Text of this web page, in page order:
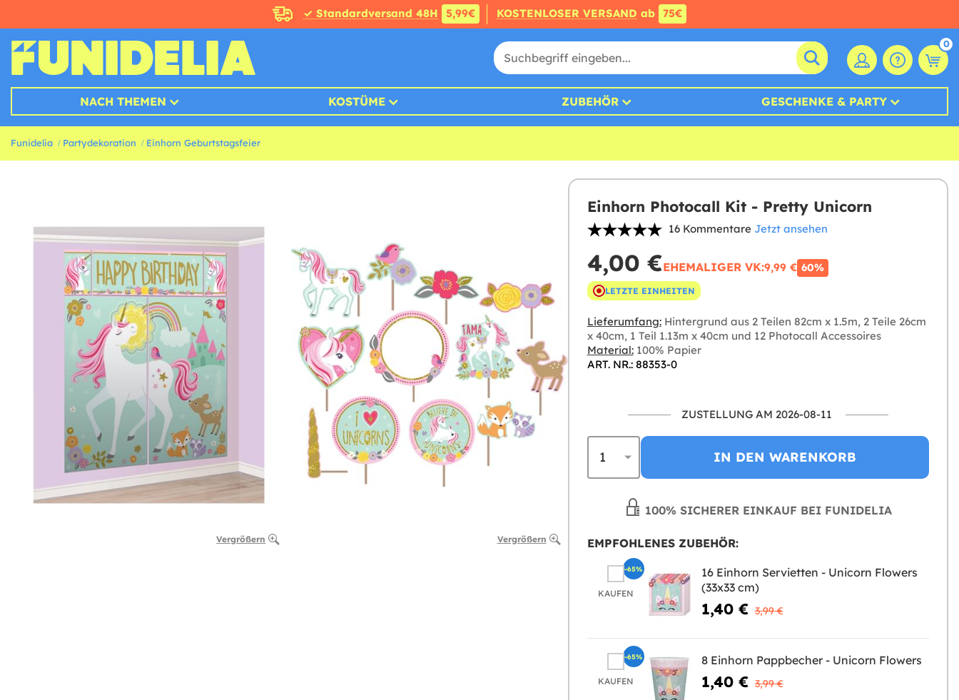
✓ Standardversand 48H 5,99€ KOSTENLOSER VERSAND ab 75€
0
NACH THEMEN KOSTÜME ZUBEHÖR GESCHENKE & PARTY
Funidelia Partydekoration Einhorn Geburtstagsfeier
Vergrößern Vergrößern
Einhorn Photocall Kit - Pretty Unicorn
16 Kommentare Jetzt ansehen
4,00 €EHEMALIGER VK:9,99 € 60%
LETZTE EINHEITEN
Lieferumfang:Hintergrund aus 2 Teilen 82cm x 1.5m, 2 Teile 26cm
x 40cm, 1 Teil 1.13m x 40cm und 12 Photocall Accessoires
Material:100% Papier
ART. NR.: 88353-0
ZUSTELLUNG AM 2026-08-11
IN DEN WARENKORB
100% SICHERER EINKAUF BEI FUNIDELIA
EMPFOHLENES ZUBEHÖR:
KAUFEN
16 Einhorn Servietten - Unicorn Flowers
(33x33 cm)
1,40 € 3,99 €
-65%
KAUFEN
8 Einhorn Pappbecher - Unicorn Flowers
1,40 € 3,99 €
-65%